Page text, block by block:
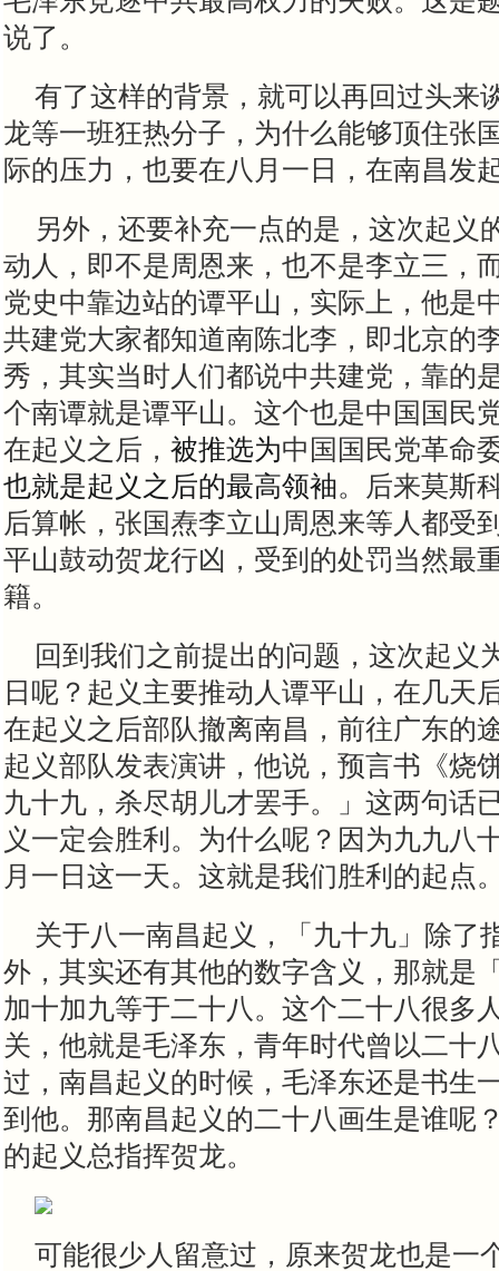
说了。
有了这样的背景，就可以再回过头来
龙等一班狂热分子，为什么能够顶住张
际的压力，也要在八月一日，在南昌发
另外，还要补充一点的是，这次起义
动人，即不是周恩来，也不是李立三，
党史中靠边站的谭平山，实际上，他是
共建党大家都知道南陈北李，即北京的
秀，其实当时人们都说中共建党，靠的
个南谭就是谭平山。这个也是中国国民
在起义之后， 被推选为中国国民党革命
也就是起义之后的最高领袖。后来莫斯
后算帐，张国焘李立山周恩来等人都受
平山鼓动贺龙行凶，受到的处罚当然最
籍。
回到我们之前提出的问题，这次起义
日呢？起义主要推动人谭平山，在几天
在起义之后部队撤离南昌，前往广东的
起义部队发表演讲，他说，预言书《烧
九十九， 杀尽胡儿才罢手。」这两句话
义一定会胜利。为什么呢？因为九九八
月一日这一天。这就是我们胜利的起点
关于八一南昌起义，「九十九」除了
外，其实还有其他的数字含义，那就是
加十加九等于二十八。这个二十八很多
关，他就是毛泽东，青年时代曾以二十
过，南昌起义的时候，毛泽东还是书生
到他。那南昌起义的二十八画生是谁呢
的起义总指挥贺龙。
可能很少人留意过，原来贺龙也是一